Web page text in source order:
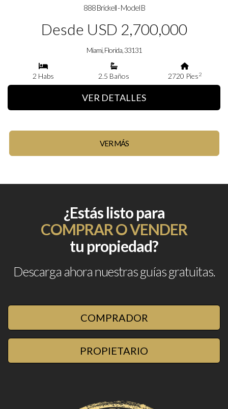
888 Brickell - Model B
Desde USD 2,700,000
Miami, Florida, 33131
2 Habs 2.5 Baños 2720 Pies2
VER DETALLES
VER MÁS
¿Estás listo para
COMPRAR O VENDER
tu propiedad?
Descarga ahora nuestras guías gratuitas.
COMPRADOR
PROPIETARIO